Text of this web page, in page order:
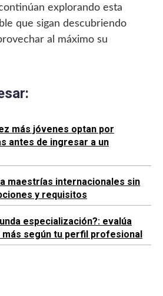
explorando esta
que sigan descubriendo
al máximo su
más jóvenes optan por
antes de ingresar a un
maestrías internacionales sin
y requisitos
especialización?: evalúa
según tu perfil profesional